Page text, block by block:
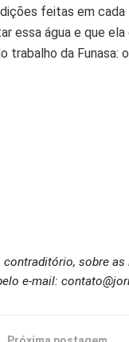
feitas em cada
essa água e que
trabalho da Funasa:
sobre
e-mail: